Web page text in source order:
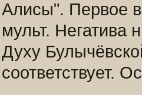
Алисы". Первое
мульт. Негатива
Духу
соответствует.